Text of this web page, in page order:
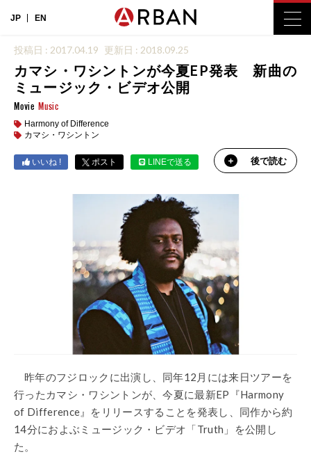
JP EN
投稿日 : 2017.04.19 更新日 : 2018.09.25
カマシ・ワシントンが今夏EP発表 新曲の
ミュージック・ビデオ公開
Movie Music
Harmony of Difference
カマシ・ワシントン
いいね ! ポスト LINEで送る 後で読む
昨年のフジロックに出演し、同年12月には来日ツアーを
行ったカマシ・ワシントンが、今夏に最新EP『Harmony
of Difference』をリリースすることを発表し、同作から約
14分におよぶミュージック・ビデオ「Truth」を公開し
た。